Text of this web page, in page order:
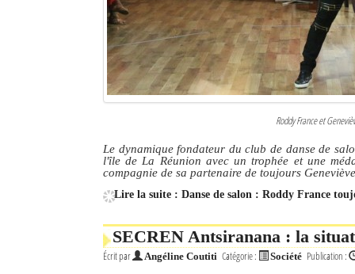
Roddy France et
Le dynamique fondateur du club de danse de
l'île de La Réunion avec un trophée et une
compagnie de sa partenaire de toujours Geneviève
Lire la suite : Danse de salon : Roddy France
SECREN Antsiranana : la
Écrit par Angéline Coutiti Catégorie : Société Publication :